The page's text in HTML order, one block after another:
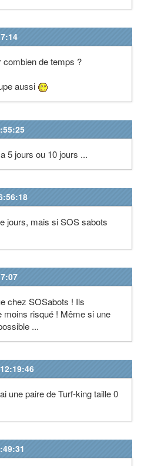
combien de temps ?
aussi
5 jours ou 10 jours ...
jours, mais si SOS sabots
chez SOSabots ! Ils
risqué ! Même si une
...
une paire de Turf-king taille 0